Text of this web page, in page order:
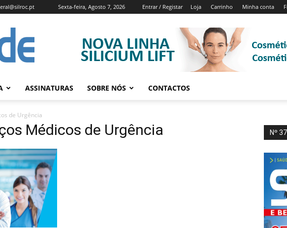
Sexta-feira, Agosto 7, 2026 Entrar / Registar Loja Carrinho Minha conta
ASSINATURAS SOBRE NÓS CONTACTOS
de Urgência
Médicos de Urgência Nº